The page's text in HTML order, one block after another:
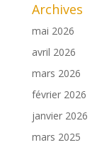
Archives
mai 2026
avril 2026
mars 2026
février 2026
janvier 2026
mars 2025